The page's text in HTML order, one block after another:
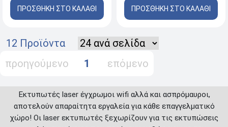
ΠΡΟΣΘΗΚΗ ΣΤΟ ΚΑΛΑΘΙ ΠΡΟΣΘΗΚΗ ΣΤΟ ΚΑΛΑΘΙ
12 Προϊόντα
προηγούμενο
1 επόμενο
Εκτυπωτές laser έγχρωμοι wifi αλλά και ασπρόμαυροι,
αποτελούν απαραίτητα εργαλεία για κάθε επαγγελματικό
χώρο! Οι laser εκτυπωτές ξεχωρίζουν για τις εκτυπώσεις